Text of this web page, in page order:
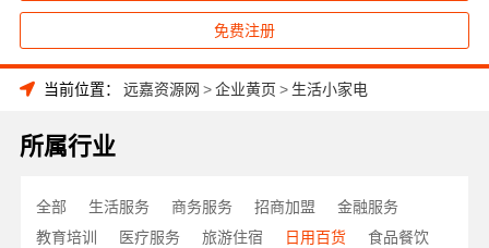
免费注册
当前位置： 远嘉资源网 >企业黄页 > 生活小家电
所属行业
全部 生活服务 商务服务 招商加盟
金融服务
教育培训
医疗服务 旅游住宿 日用百货
食品餐饮